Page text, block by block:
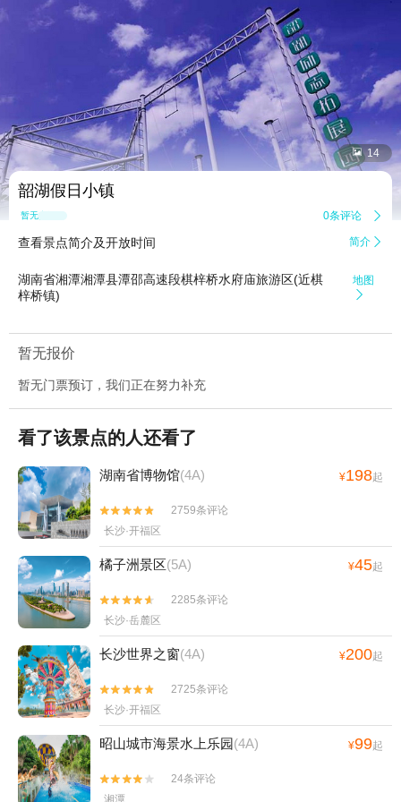
 14
韶湖假日小镇
暂无点评 0条评论 
查看景点简介及开放时间 简介 
湖南省湘潭湘潭县潭邵高速段棋梓桥水府庙旅游区(近棋
梓桥镇)
地图

暂无报价
暂无门票预订，我们正在努力补充
看了该景点的人还看了
湖南省博物馆(4A) ¥198起


2759条评论
长沙·开福区
橘子洲景区(5A) ¥45起


2285条评论
长沙·岳麓区
长沙世界之窗(4A) ¥200起


2725条评论
长沙·开福区
昭山城市海景水上乐园(4A) ¥99起


24条评论